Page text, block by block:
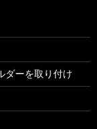
ダーを取り付け